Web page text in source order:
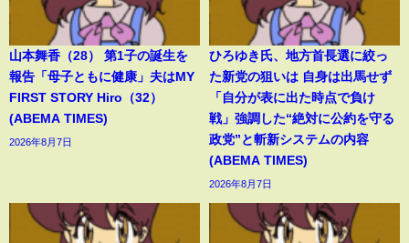
山本舞香（28） 第1子の誕生を
報告「母子ともに健康」夫はMY
FIRST STORY Hiro（32）
(ABEMA TIMES)
2026年8月7日
ひろゆき氏、地方首長選に絞っ
た新党の狙いは 自身は出馬せず
「自分が表に出た時点で負け
戦」強調した“絶対に公約を守る
政党”と斬新システムの内容
(ABEMA TIMES)
2026年8月7日